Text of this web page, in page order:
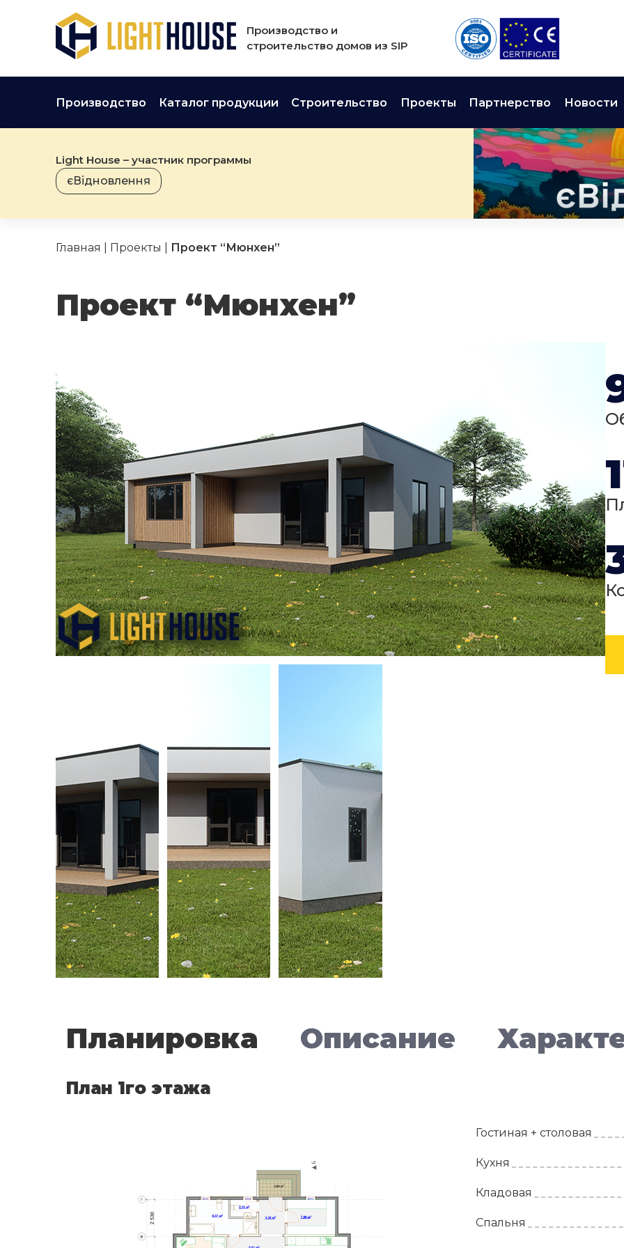
Производство и
строительство домов из SIP
Производство Каталог продукции Строительство Проекты Партнерство Новости
Light House – участник программы
єВідновлення
Главная Проекты Проект “Мюнхен”
Проект “Мюнхен”
Планировка Описание
План 1го этажа
Гостиная + столовая
Кухня
Кладовая
Спальня